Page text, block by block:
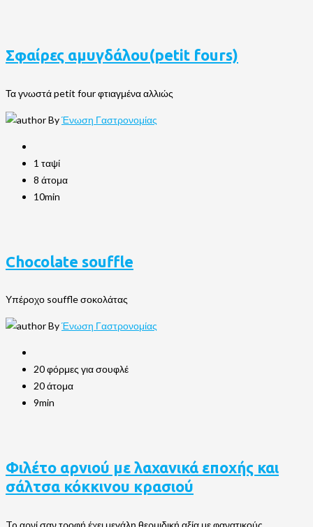
Σφαίρες αμυγδάλου(petit fours)
Τα γνωστά petit four φτιαγμένα αλλιώς
ByΈνωση Γαστρονομίας
1 ταψί
8 άτομα
10min
Chocolate souffle
Υπέροχο souffle σοκολάτας
ByΈνωση Γαστρονομίας
20 φόρμες για σουφλέ
20 άτομα
9min
Φιλέτο αρνιού με λαχανικά εποχής και
σάλτσα κόκκινου κρασιού
To αρνί σαν τροφή έχει μεγάλη θερμιδική αξία με φανατικούς